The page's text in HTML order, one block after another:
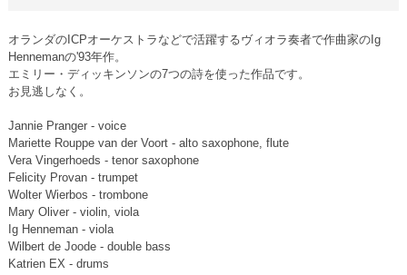
オランダのICPオーケストラなどで活躍するヴィオラ奏者で作曲家のIg
Hennemanの'93年作。
エミリー・ディッキンソンの7つの詩を使った作品です。
お見逃しなく。
Jannie Pranger - voice
Mariette Rouppe van der Voort - alto saxophone, flute
Vera Vingerhoeds - tenor saxophone
Felicity Provan - trumpet
Wolter Wierbos - trombone
Mary Oliver - violin, viola
Ig Henneman - viola
Wilbert de Joode - double bass
Katrien EX - drums